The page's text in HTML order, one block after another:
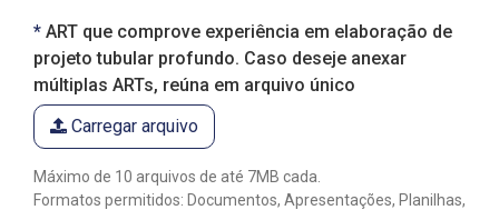
ART que comprove experiência em elaboração de
projeto tubular profundo. Caso deseje anexar
múltiplas ARTs, reúna em arquivo único
Carregar arquivo
Máximo de 10 arquivos de até 7MB cada.
Formatos permitidos: Documentos, Apresentações, Planilhas,